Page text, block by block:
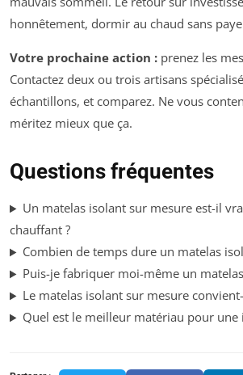
honnêtement, dormir au chaud sans
Votre prochaine action : prenez les
Contactez deux ou trois artisans
échantillons, et comparez. Ne vous
méritez mieux que ça.
Questions fréquentes
Un matelas isolant sur mesure est-il
chauffant ?
Combien de temps dure un matelas
Puis-je fabriquer moi-même un
Le matelas isolant sur mesure
Quel est le meilleur matériau pour